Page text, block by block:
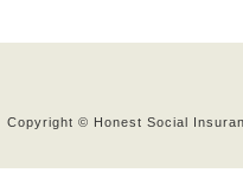
Copyright © Honest Social